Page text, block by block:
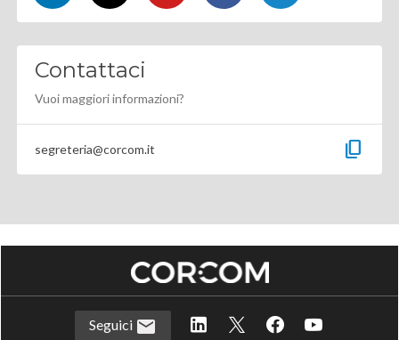
Contattaci
Vuoi maggiori informazioni?
segreteria@corcom.it content_copy
Seguici